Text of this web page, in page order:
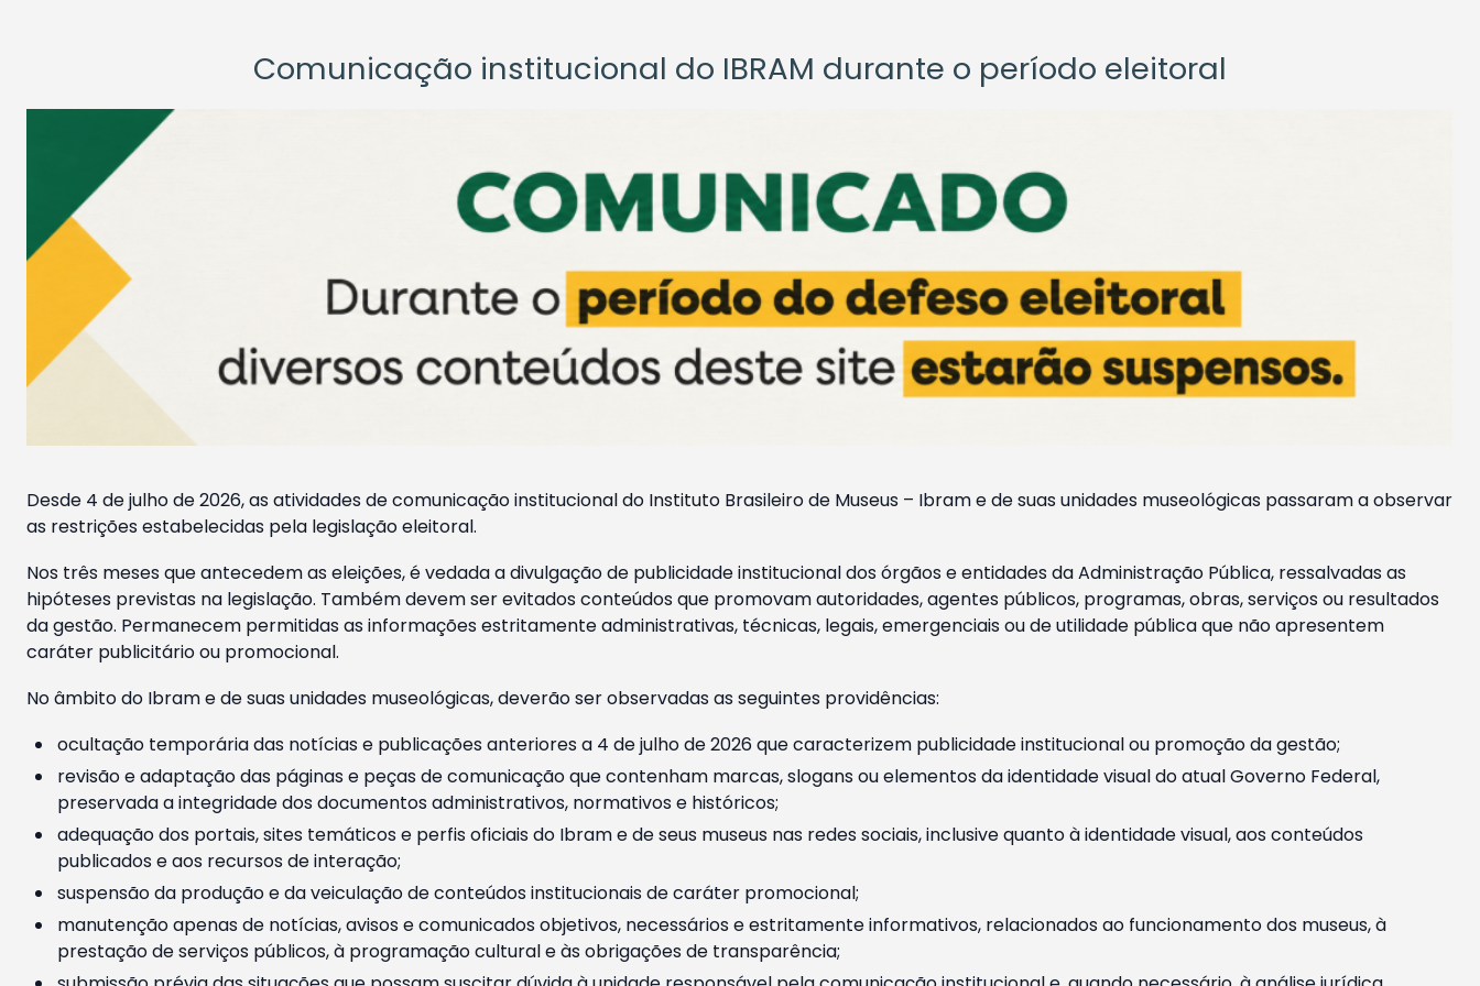
Comunicação institucional do IBRAM durante o período eleitoral
Desde 4 de julho de 2026, as atividades de comunicação institucional do Instituto Brasileiro de Museus – Ibram e de suas unidades museológicas passaram a observar
as restrições estabelecidas pela legislação eleitoral.
Nos três meses que antecedem as eleições, é vedada a divulgação de publicidade institucional dos órgãos e entidades da Administração Pública, ressalvadas as
hipóteses previstas na legislação. Também devem ser evitados conteúdos que promovam autoridades, agentes públicos, programas, obras, serviços ou resultados
da gestão. Permanecem permitidas as informações estritamente administrativas, técnicas, legais, emergenciais ou de utilidade pública que não apresentem
caráter publicitário ou promocional.
No âmbito do Ibram e de suas unidades museológicas, deverão ser observadas as seguintes providências:
ocultação temporária das notícias e publicações anteriores a 4 de julho de 2026 que caracterizem publicidade institucional ou promoção da gestão;
revisão e adaptação das páginas e peças de comunicação que contenham marcas, slogans ou elementos da identidade visual do atual Governo Federal,
preservada a integridade dos documentos administrativos, normativos e históricos;
adequação dos portais, sites temáticos e perfis oficiais do Ibram e de seus museus nas redes sociais, inclusive quanto à identidade visual, aos conteúdos
publicados e aos recursos de interação;
suspensão da produção e da veiculação de conteúdos institucionais de caráter promocional;
manutenção apenas de notícias, avisos e comunicados objetivos, necessários e estritamente informativos, relacionados ao funcionamento dos museus, à
prestação de serviços públicos, à programação cultural e às obrigações de transparência;